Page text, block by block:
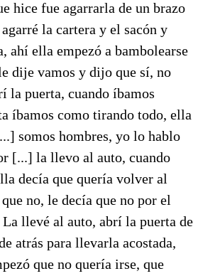
hice fue agarrarla de un brazo
la cartera y el sacón y
ahí ella empezó a bambolearse
dije vamos y dijo que sí, no
la puerta, cuando íbamos
íbamos como tirando todo, ella
somos hombres, yo lo hablo
[...] la llevo al auto, cuando
decía que quería volver al
no, le decía que no por el
La llevé al auto, abrí la puerta de
atrás para llevarla acostada,
que no quería irse, que